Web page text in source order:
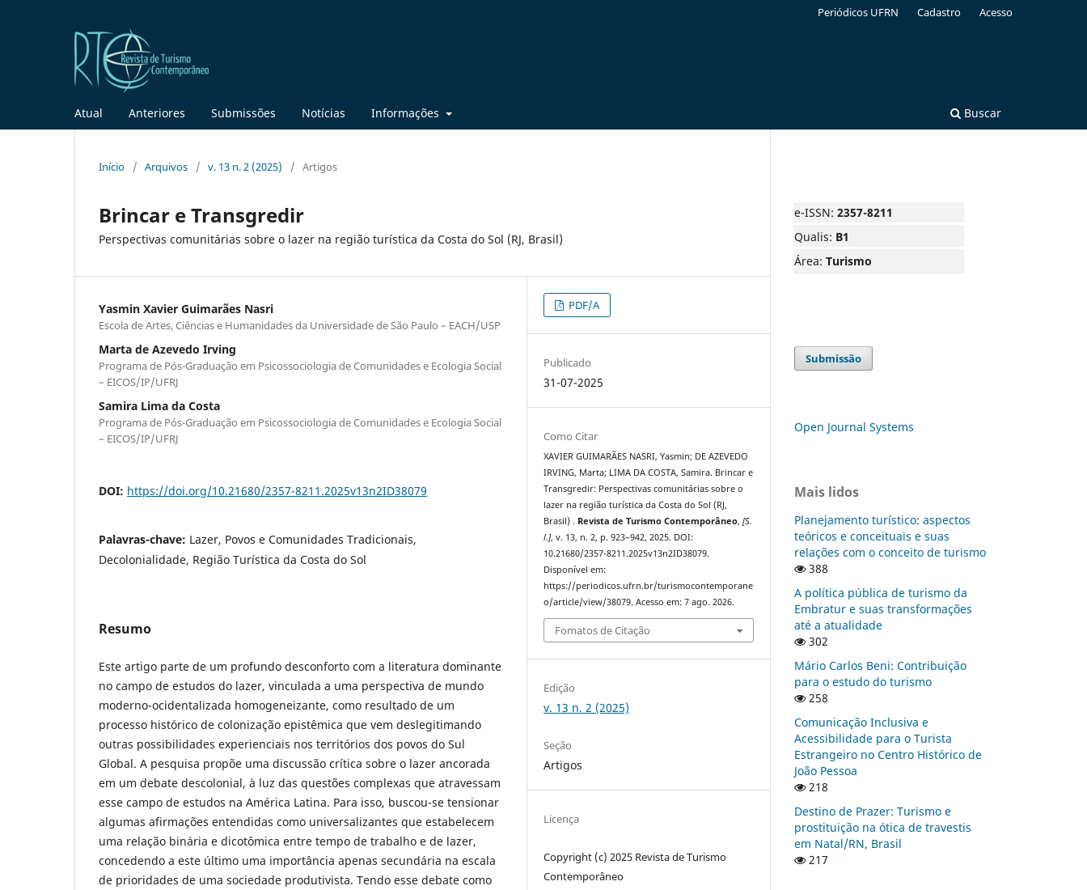
Atual Anteriores Submissões Notícias Informações Buscar
Periódicos UFRN Cadastro Acesso
Início / Arquivos / v. 13 n. 2 (2025) / Artigos
Brincar e Transgredir
Perspectivas comunitárias sobre o lazer na região turística da Costa do Sol (RJ, Brasil)
Yasmin Xavier Guimarães Nasri
Escola de Artes, Ciências e Humanidades da Universidade de São Paulo – EACH/USP
Marta de Azevedo Irving
Programa de Pós-Graduação em Psicossociologia de Comunidades e Ecologia Social
– EICOS/IP/UFRJ
Samira Lima da Costa
Programa de Pós-Graduação em Psicossociologia de Comunidades e Ecologia Social
– EICOS/IP/UFRJ
DOI: https://doi.org/10.21680/2357-8211.2025v13n2ID38079
Palavras-chave: Lazer, Povos e Comunidades Tradicionais,
Decolonialidade, Região Turística da Costa do Sol
Resumo
Este artigo parte de um profundo desconforto com a literatura dominante
no campo de estudos do lazer, vinculada a uma perspectiva de mundo
moderno-ocidentalizada homogeneizante, como resultado de um
processo histórico de colonização epistêmica que vem deslegitimando
outras possibilidades experienciais nos territórios dos povos do Sul
Global. A pesquisa propõe uma discussão crítica sobre o lazer ancorada
em um debate descolonial, à luz das questões complexas que atravessam
esse campo de estudos na América Latina. Para isso, buscou-se tensionar
algumas afirmações entendidas como universalizantes que estabelecem
uma relação binária e dicotômica entre tempo de trabalho e de lazer,
concedendo a este último uma importância apenas secundária na escala
de prioridades de uma sociedade produtivista. Tendo esse debate como
PDF/A
Publicado
31-07-2025
Como Citar
XAVIER GUIMARÃES NASRI, Yasmin; DE AZEVEDO
IRVING, Marta; LIMA DA COSTA, Samira. Brincar e
Transgredir: Perspectivas comunitárias sobre o
lazer na região turística da Costa do Sol (RJ,
Brasil) . Revista de Turismo Contemporâneo,[S.
l.], v. 13, n. 2, p. 923–942, 2025. DOI:
10.21680/2357-8211.2025v13n2ID38079.
Disponível em:
https://periodicos.ufrn.br/turismocontemporane
o/article/view/38079. Acesso em: 7 ago. 2026.
Fomatos de Citação
Edição
v. 13 n. 2 (2025)
Seção
Artigos
Licença
Copyright (c) 2025 Revista de Turismo
Contemporâneo
e-ISSN: 2357-8211
Qualis: B1
Área: Turismo
Submissão
Open Journal Systems
Mais lidos
Planejamento turístico: aspectos
teóricos e conceituais e suas
relações com o conceito de turismo
388
A política pública de turismo da
Embratur e suas transformações
até a atualidade
302
Mário Carlos Beni: Contribuição
para o estudo do turismo
258
Comunicação Inclusiva e
Acessibilidade para o Turista
Estrangeiro no Centro Histórico de
João Pessoa
218
Destino de Prazer: Turismo e
prostituição na ótica de travestis
em Natal/RN, Brasil
217